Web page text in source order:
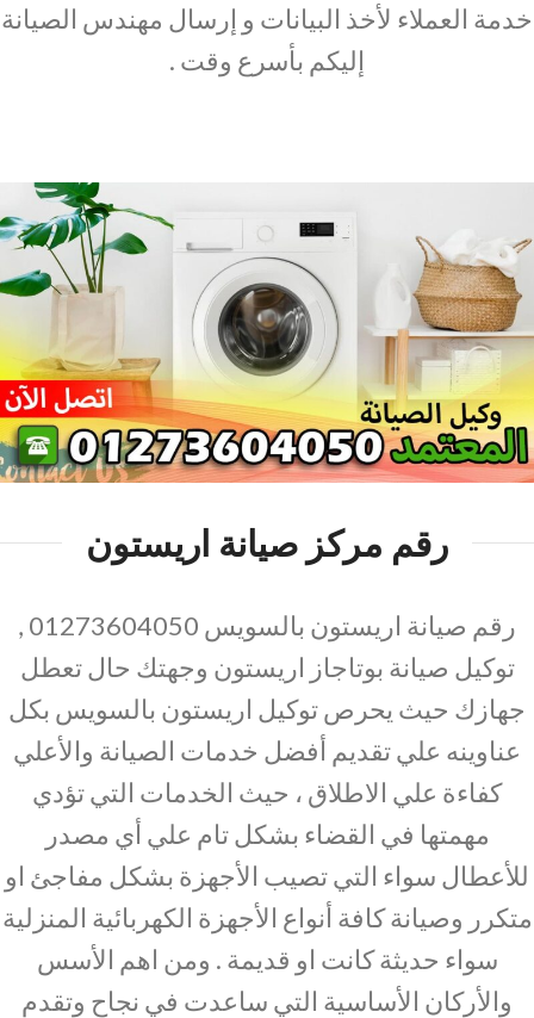
خدمة العملاء لأخذ البيانات و إرسال مهندس الصيانة
إليكم بأسرع وقت .
رقم مركز صيانة اريستون
رقم صيانة اريستون بالسويس 01273604050 ,
توكيل صيانة بوتاجاز اريستون وجهتك حال تعطل
جهازك حيث يحرص توكيل اريستون بالسويس بكل
عناوينه علي تقديم أفضل خدمات الصيانة والأعلي
كفاءة علي الاطلاق ، حيث الخدمات التي تؤدي
مهمتها في القضاء بشكل تام علي أي مصدر
للأعطال سواء التي تصيب الأجهزة بشكل مفاجئ او
متكرر وصيانة كافة أنواع الأجهزة الكهربائية المنزلية
سواء حديثة كانت او قديمة . ومن اهم الأسس
والأركان الأساسية التي ساعدت في نجاح وتقدم